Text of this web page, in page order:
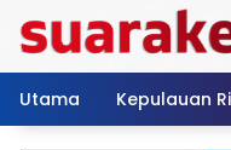
konten
Utama
Kepulauan